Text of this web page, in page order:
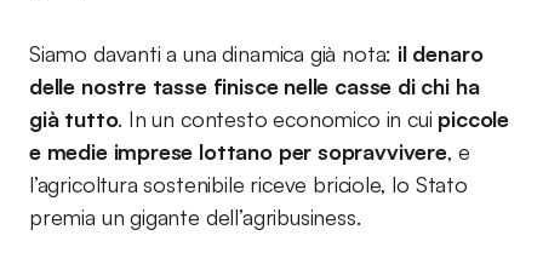
Siamo davanti a una dinamica già nota: il denaro
delle nostre tasse finisce nelle casse di chi ha
già tutto. In un contesto economico in cui piccole
e medie imprese lottano per sopravvivere, e
l’agricoltura sostenibile riceve briciole, lo Stato
premia un gigante dell’agribusiness.